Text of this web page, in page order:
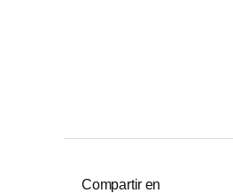
Compartir en